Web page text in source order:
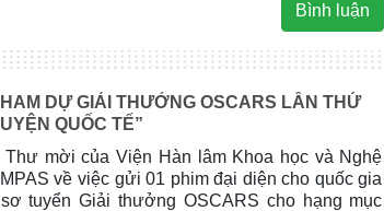
Bình luận
DỰ GIẢI THƯỞNG OSCARS LẦN THỨ
QUỐC TẾ”
mời của Viện Hàn lâm Khoa học và Nghệ
về việc gửi 01 phim đại diện cho quốc gia
tuyển Giải thưởng OSCARS cho hạng mục